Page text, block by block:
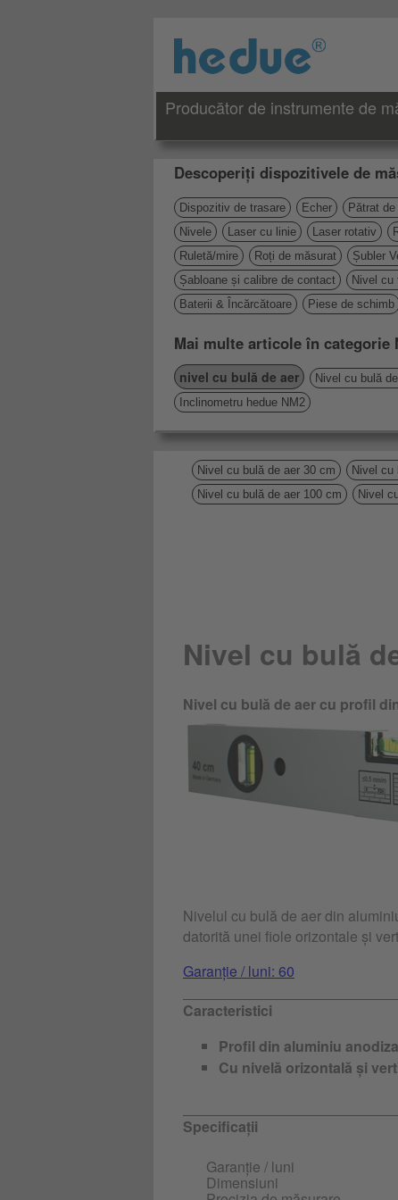
Producător de instrumente de
Descoperiți dispozitivele de
Dispozitiv de trasare Echer Pătrat
Nivele
Laser cu linie Laser rotativ
Ruletă/mire
Roți de măsurat
Șubler
Șabloane și calibre de contact
Nivel cu
Baterii & Încărcătoare
Piese de schimb
Mai multe articole în categorie
nivel cu bulă de aer Nivel cu bulă
Inclinometru hedue NM2
Nivel cu bulă de aer 30 cm Nivel cu
Nivel cu bulă de aer 100 cm
Nivel
Nivel cu bulă
Nivel cu bulă de aer cu profil
Nivelul cu bulă de aer din
datorită unei fiole orizontale și
Garanție / luni: 60
Caracteristici
Profil din aluminiu
Cu nivelă orizontală și
Specificații
Garanție / luni
Dimensiuni